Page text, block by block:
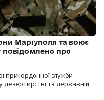
Маріуполя та воює
повідомлено про
прикордонної служби
дезертирстві та державній